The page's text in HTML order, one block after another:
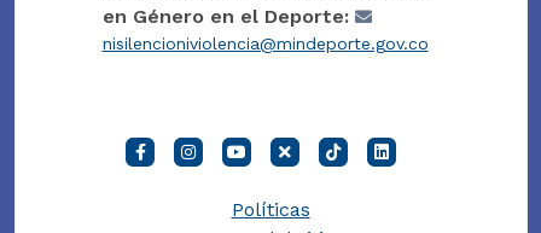
en Género en el Deporte:
nisilencioniviolencia@mindeporte.gov.co
Políticas